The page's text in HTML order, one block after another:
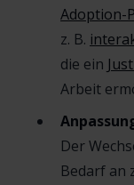
Adoption-
z. B.
die ein
Arbeit
Der
Bedarf an